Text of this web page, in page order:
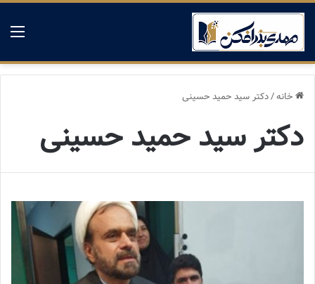
خانه/دکتر سید حمید حسینی
دکتر سید حمید حسینی